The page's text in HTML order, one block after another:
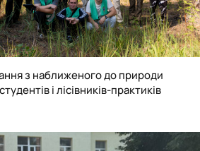
з наближеного до природи
і лісівників-практиків